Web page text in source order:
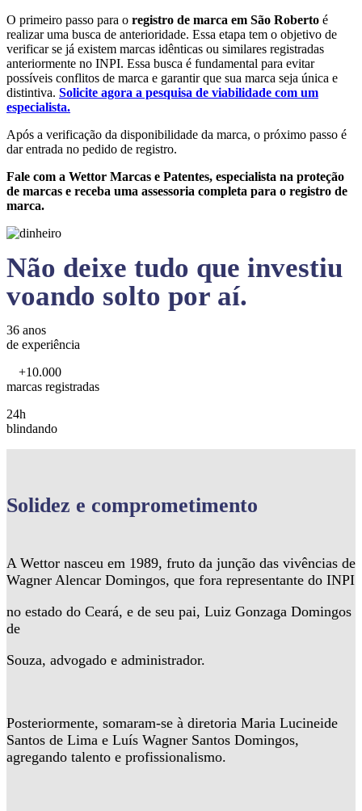
O primeiro passo para o registro de marca em São Roberto é
realizar uma busca de anterioridade. Essa etapa tem o objetivo de
verificar se já existem marcas idênticas ou similares registradas
anteriormente no INPI. Essa busca é fundamental para evitar
possíveis conflitos de marca e garantir que sua marca seja única e
distintiva. Solicite agora a pesquisa de viabilidade com um
especialista.
Após a verificação da disponibilidade da marca, o próximo passo é
dar entrada no pedido de registro.
Fale com a Wettor Marcas e Patentes, especialista na proteção
de marcas e receba uma assessoria completa para o registro de
marca.
Não deixe tudo que investiu
voando solto por aí.
36 anos
de experiência
+10.000
marcas registradas
24h
blindando
Solidez e comprometimento
A Wettor nasceu em 1989, fruto da junção das vivências de
Wagner Alencar Domingos, que fora representante do INPI
no estado do Ceará, e de seu pai, Luiz Gonzaga Domingos
de
Souza, advogado e administrador.
Posteriormente, somaram-se à diretoria Maria Lucineide
Santos de Lima e Luís Wagner Santos Domingos,
agregando talento e profissionalismo.